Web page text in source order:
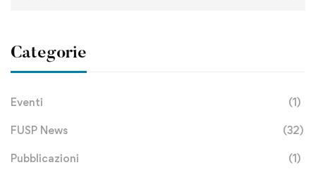
Categorie
Eventi (1)
FUSP News (32)
Pubblicazioni (1)